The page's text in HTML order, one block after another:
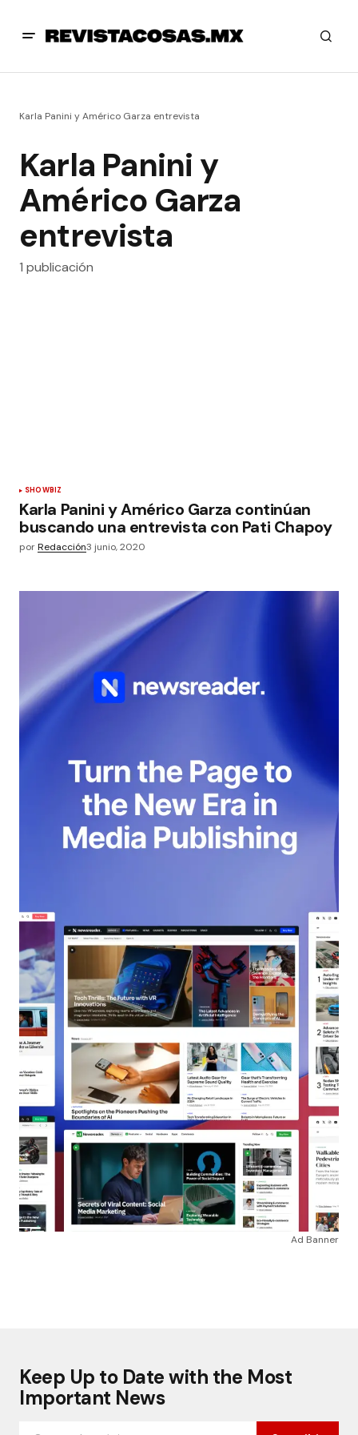
Karla Panini y Américo Garza entrevista
Karla Panini y
Américo Garza
entrevista
1 publicación
SHOWBIZ
Karla Panini y Américo Garza continúan
buscando una entrevista con Pati Chapoy
porRedacción3 junio, 2020
Ad Banner
Keep Up to Date with the Most
Important News